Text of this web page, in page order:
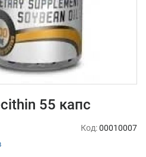
55 капс
Код:00010007